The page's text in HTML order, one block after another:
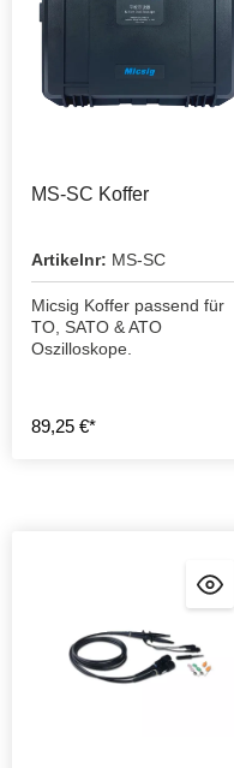
MS-SC Koffer
Artikelnr: MS-SC
Micsig Koffer passend für
TO, SATO & ATO
Oszilloskope.
89,25 €*